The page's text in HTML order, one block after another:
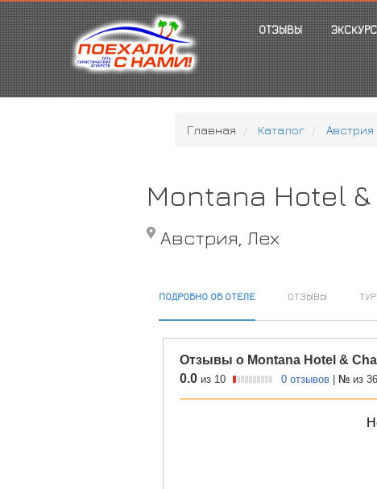
ОТЗЫВЫ
Главная Каталог Австрия
Montana Hotel
Австрия, Лех
ПОДРОБНО ОБ ОТЕЛЕ ОТЗЫВЫ